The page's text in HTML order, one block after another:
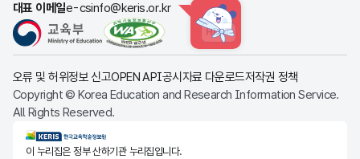
대표 이메일e-csinfo@keris.or.kr
HINT
오류 및 허위정보 신고OPEN API공시자료 다운로드저작권 정책
Copyright © Korea Education and Research Information Service.
All Rights Reserved.
KERIS한국교육학술정보원
이 누리집은 정부 산하기관 누리집입니다.